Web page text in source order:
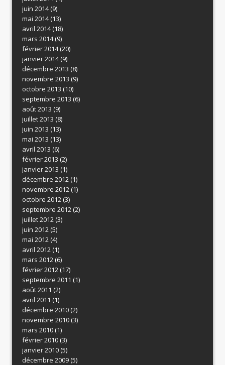
juin 2014(9)
mai 2014(13)
avril 2014(18)
mars 2014(9)
février 2014(20)
janvier 2014(9)
décembre 2013 (8)
novembre 2013 (9)
octobre 2013 (10)
septembre 2013 (6)
août 2013 (9)
juillet 2013 (8)
juin 2013 (13)
mai 2013 (13)
avril 2013 (6)
février 2013 (2)
janvier 2013 (1)
décembre 2012(1)
novembre 2012(1)
octobre 2012(3)
septembre 2012(2)
juillet 2012(3)
juin 2012(5)
mai 2012(4)
avril 2012(1)
mars 2012(6)
février 2012(17)
septembre 2011 (1)
août 2011 (2)
avril 2011 (1)
décembre 2010(2)
novembre 2010(3)
mars 2010(1)
février 2010(3)
janvier 2010(5)
décembre 2009(5)